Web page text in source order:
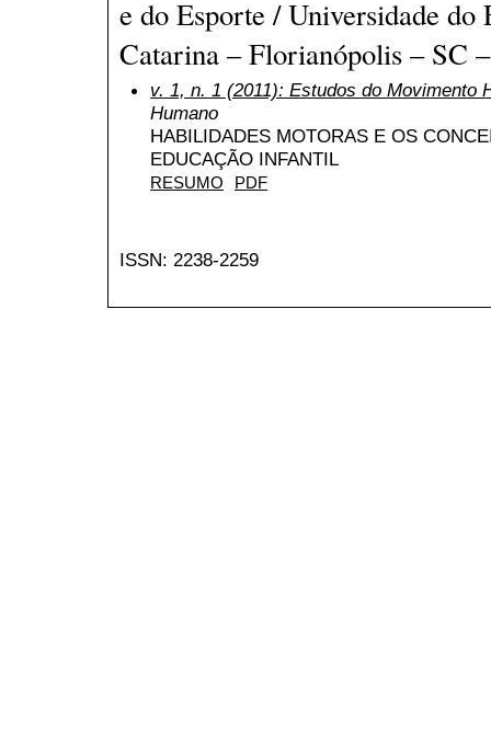
e do Esporte / Universidade do
Catarina – Florianópolis – SC
v. 1, n. 1 (2011): Estudos do Movimento
Humano
HABILIDADES MOTORAS E OS
EDUCAÇÃO INFANTIL
RESUMO PDF
ISSN: 2238-2259